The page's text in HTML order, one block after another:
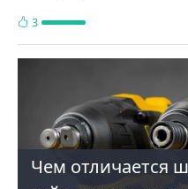
3
Чем отличается